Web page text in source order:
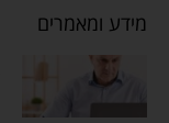
מידע ומאמרים